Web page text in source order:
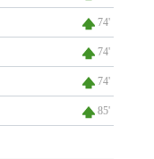
74'
74'
74'
85'